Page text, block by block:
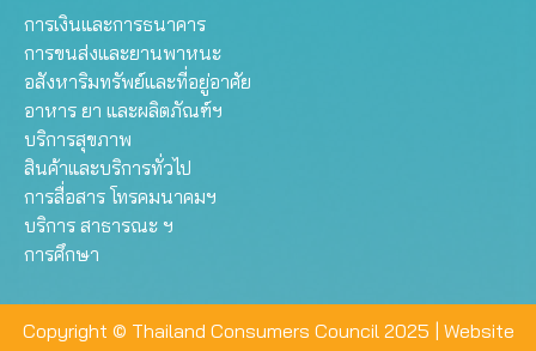
การเงินและการธนาคาร
การขนส่งและยานพาหนะ
อสังหาริมทรัพย์และที่อยู่อาศัย
อาหาร ยา และผลิตภัณฑ์ฯ
บริการสุขภาพ
สินค้าและบริการทั่วไป
การสื่อสาร โทรคมนาคมฯ
บริการ สาธารณะ ฯ
การศึกษา
Copyright © Thailand Consumers Council 2025 | Website